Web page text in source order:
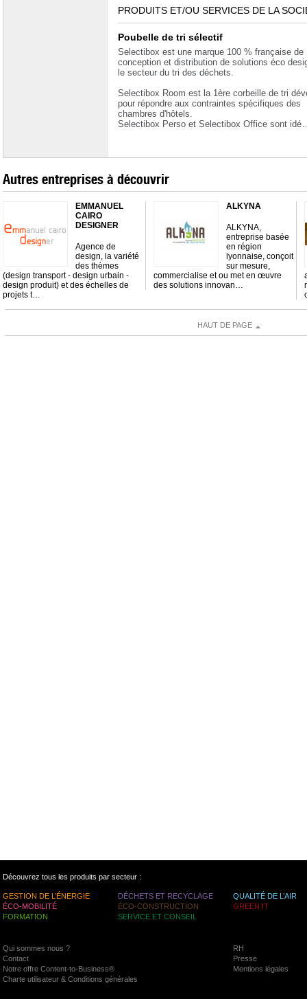
PRODUITS ET/OU SERVICES DE LA
Poubelle de tri sélectif
Selectibox est une marque 100 % française de
conception et distribution de solutions éco
le secteur du tri des déchets.
Selectibox Room est la 1ère corbeille de tri
pour répondre aux contraintes spécifiques des
chambres d'hôtels.
Selectibox Perso et Selectibox Office sont
Autres entreprises à découvrir
EMMANUEL
CAIRO
DESIGNER
Agence de
design, la variété
des thèmes
(design transport - design urbain -
design produit) et des échelles de
projets t…
ALKYNA
ALKYNA,
entreprise basée
en région
lyonnaise, conçoit
sur mesure,
commercialise et ou met en œuvre
des solutions innovan…
HAUT DE PAGE
Découvrez tous les produits par secteur :
GESTION DE L’ÉNERGIE DÉCHETS ET RECYCLAGE
QUALITÉ DE L’AIR
ÉCO-MOBILITÉ
ÉCO-CONSTRUCTION
GREEN IT
FORMATION
SERVICE ET CONSEIL
Qui sommes nous ?
RH
Contact
Presse
Notre offre Content-to-Business®
Mentions légales
Charte utilisateur & Conditions générales